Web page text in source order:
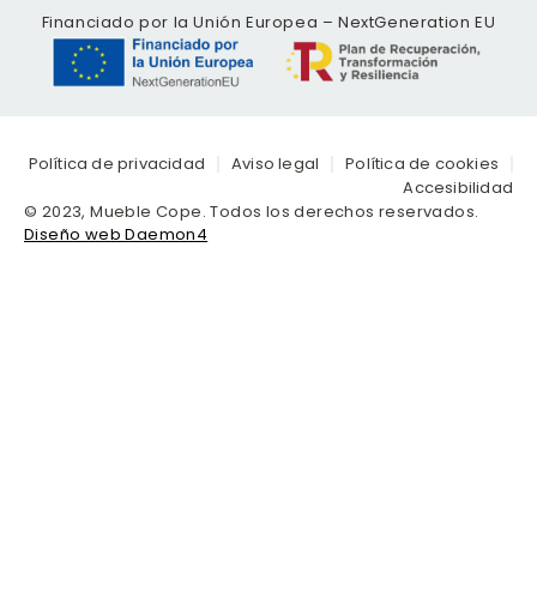
Financiado por la Unión Europea – NextGeneration EU
© 2023, Mueble Cope. Todos los derechos reservados.
Diseño web Daemon4
Política de privacidad Aviso legal
Política de cookies
Accesibilidad